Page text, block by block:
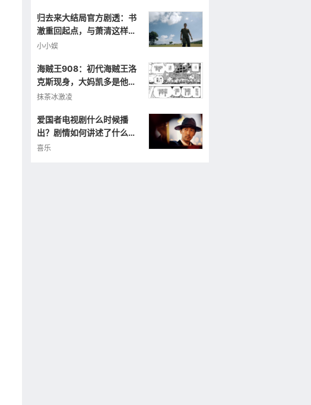
归去来大结局官方剧透：书
澈重回起点，与萧清这样重
逢
小小娱
海贼王908：初代海贼王洛
克斯现身，大妈凯多是他的
小弟，曾打败罗杰！
抹茶冰激凌
爱国者电视剧什么时候播
出？剧情如何讲述了什么样
的故事？
喜乐